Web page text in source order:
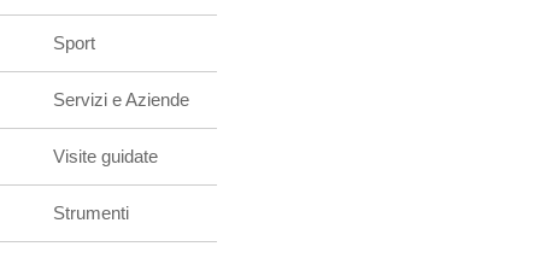
Sport
Servizi e Aziende
Visite guidate
Strumenti